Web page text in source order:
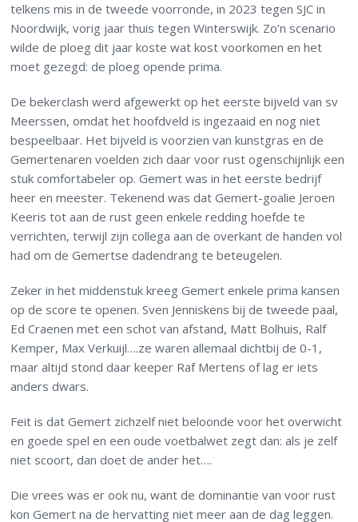
telkens mis in de tweede voorronde, in 2023 tegen SJC in
Noordwijk, vorig jaar thuis tegen Winterswijk. Zo’n scenario
wilde de ploeg dit jaar koste wat kost voorkomen en het
moet gezegd: de ploeg opende prima.
De bekerclash werd afgewerkt op het eerste bijveld van sv
Meerssen, omdat het hoofdveld is ingezaaid en nog niet
bespeelbaar. Het bijveld is voorzien van kunstgras en de
Gemertenaren voelden zich daar voor rust ogenschijnlijk een
stuk comfortabeler op. Gemert was in het eerste bedrijf
heer en meester. Tekenend was dat Gemert-goalie Jeroen
Keeris tot aan de rust geen enkele redding hoefde te
verrichten, terwijl zijn collega aan de overkant de handen vol
had om de Gemertse dadendrang te beteugelen.
Zeker in het middenstuk kreeg Gemert enkele prima kansen
op de score te openen. Sven Jenniskens bij de tweede paal,
Ed Craenen met een schot van afstand, Matt Bolhuis, Ralf
Kemper, Max Verkuijl….ze waren allemaal dichtbij de 0-1,
maar altijd stond daar keeper Raf Mertens of lag er iets
anders dwars.
Feit is dat Gemert zichzelf niet beloonde voor het overwicht
en goede spel en een oude voetbalwet zegt dan: als je zelf
niet scoort, dan doet de ander het….
Die vrees was er ook nu, want de dominantie van voor rust
kon Gemert na de hervatting niet meer aan de dag leggen.